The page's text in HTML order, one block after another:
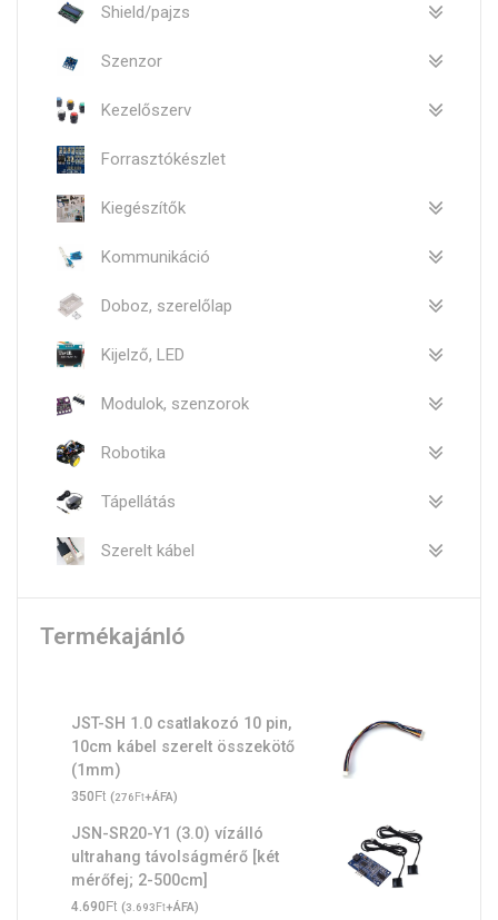
Shield/pajzs
Szenzor
Kezelőszerv
Forrasztókészlet
Kiegészítők
Kommunikáció
Doboz, szerelőlap
Kijelző, LED
Modulok, szenzorok
Robotika
Tápellátás
Szerelt kábel
Termékajánló
JST-SH 1.0 csatlakozó 10 pin,
10cm kábel szerelt összekötő
(1mm)
350Ft (276Ft+ÁFA)
JSN-SR20-Y1 (3.0) vízálló
ultrahang távolságmérő [két
mérőfej; 2-500cm]
4.690Ft (3.693Ft+ÁFA)